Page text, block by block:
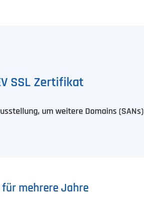
SSL Zertifikat
um weitere Domains (SANs)
für mehrere Jahre